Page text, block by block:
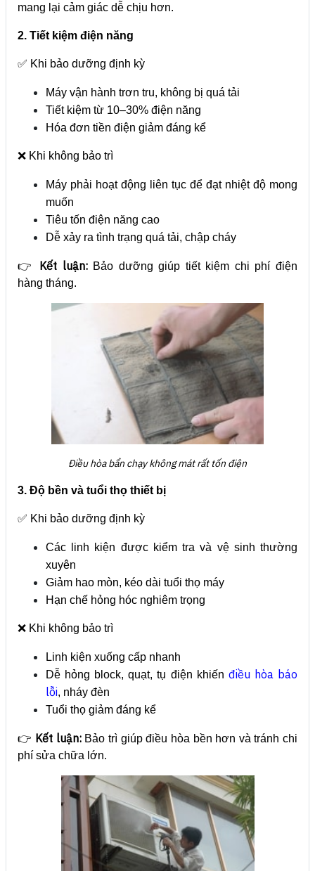
mang lại cảm giác dễ chịu hơn.
2. Tiết kiệm điện năng
✅ Khi bảo dưỡng định kỳ
Máy vận hành trơn tru, không bị quá tải
Tiết kiệm từ 10–30% điện năng
Hóa đơn tiền điện giảm đáng kể
❌ Khi không bảo trì
Máy phải hoạt động liên tục để đạt nhiệt độ mong
muốn
Tiêu tốn điện năng cao
Dễ xảy ra tình trạng quá tải, chập cháy
👉 Kết luận:Bảo dưỡng giúp tiết kiệm chi phí điện
hàng tháng.
Điều hòa bẩn chạy không mát rất tốn điện
3. Độ bền và tuổi thọ thiết bị
✅ Khi bảo dưỡng định kỳ
Các linh kiện được kiểm tra và vệ sinh thường
xuyên
Giảm hao mòn, kéo dài tuổi thọ máy
Hạn chế hỏng hóc nghiêm trọng
❌ Khi không bảo trì
Linh kiện xuống cấp nhanh
Dễ hỏng block, quạt, tụ điện khiến điều hòa báo
lỗi, nháy đèn
Tuổi thọ giảm đáng kể
👉 Kết luận:Bảo trì giúp điều hòa bền hơn và tránh chi
phí sửa chữa lớn.